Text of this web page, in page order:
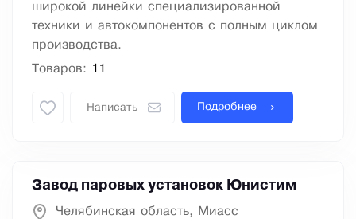
широкой линейки специализированной
техники и автокомпонентов с полным циклом
производства.
Товаров: 11
Написать Подробнее
Завод паровых установок Юнистим
Челябинская область, Миасс